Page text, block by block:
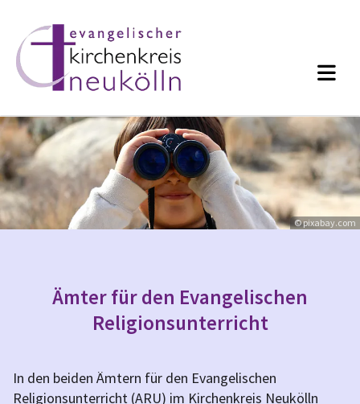
© pixabay.com
Ämter für den Evangelischen
Religionsunterricht
In den beiden Ämtern für den Evangelischen
Religionsunterricht (ARU) im Kirchenkreis Neukölln